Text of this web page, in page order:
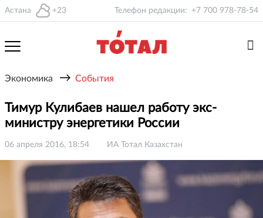
Астана +23 Телефон редакции: +7 700 978-78-54
Экономика → События
Тимур Кулибаев нашел работу экс-
министру энергетики России
06 апреля 2016, 18:54 ИА Тотал Казахстан